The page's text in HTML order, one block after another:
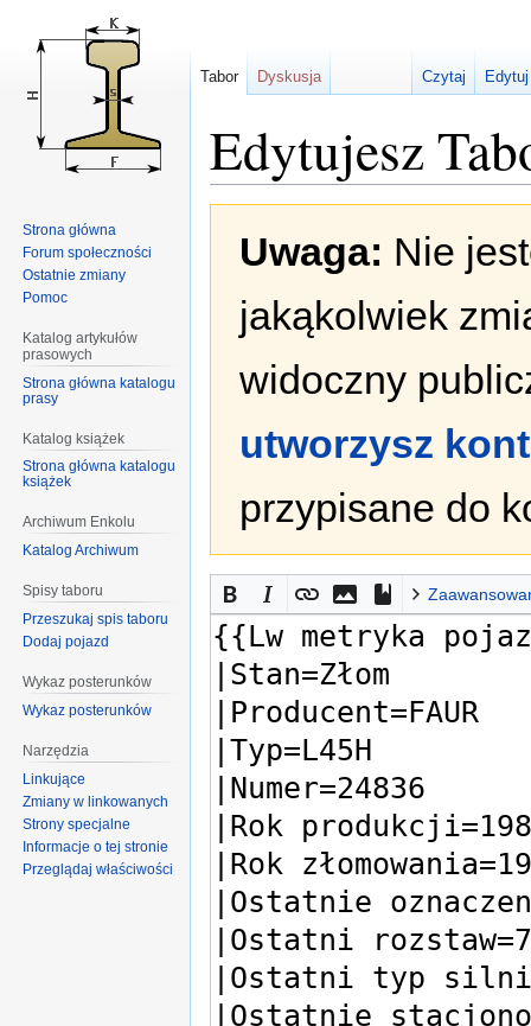
Edytujesz
nawigacji
wyszukiwania
Uwaga: Nie
jakąkolwiek
widoczny
utworzysz
przypisane do
Tabor Dyskusja Czytaj
Strona główna
Forum społeczności
Ostatnie zmiany
Pomoc
Katalog artykułów
prasowych
Strona główna katalogu
prasy
Katalog książek
Strona główna katalogu
książek
Archiwum Enkolu
Katalog Archiwum
Spisy taboru
Przeszukaj spis taboru
Dodaj pojazd
Wykaz posterunków
Wykaz posterunków
Narzędzia
Linkujące
Zmiany w linkowanych
Strony specjalne
Informacje o tej stronie
Przeglądaj właściwości